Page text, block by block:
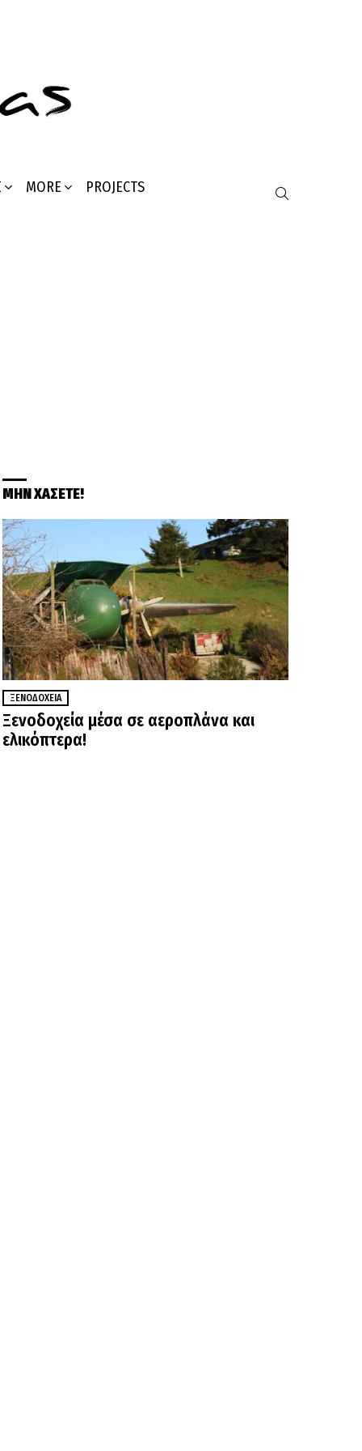
MORE PROJECTS
ΜΗΝ ΧΑΣΕΤΕ!
ΞΕΝΟΔΟΧΕΊΑ
Ξενοδοχεία μέσα σε αεροπλάνα και
ελικόπτερα!